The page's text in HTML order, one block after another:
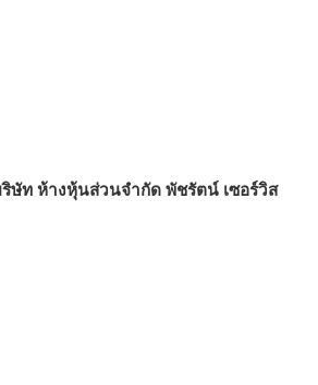
ษัท ห้างหุ้นส่วนจำกัด พัชรัตน์ เซอร์วิส